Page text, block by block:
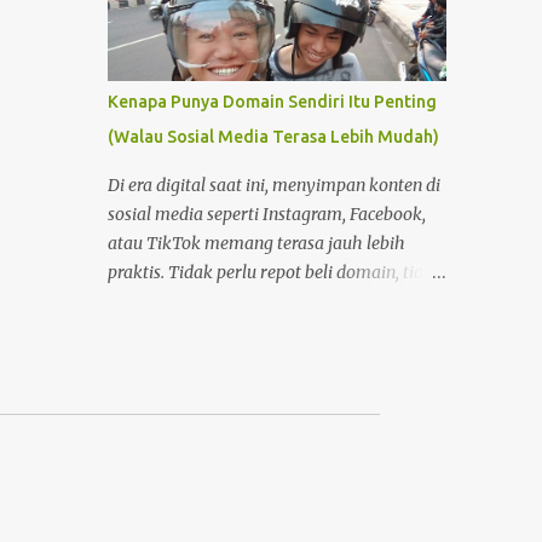
Kenapa Punya Domain Sendiri Itu Penting
(Walau Sosial Media Terasa Lebih Mudah)
Di era digital saat ini, menyimpan konten di
sosial media seperti Instagram, Facebook,
atau TikTok memang terasa jauh lebih
praktis. Tidak perlu repot beli domain, tidak
kemudahan itu, ada satu hal penting yang